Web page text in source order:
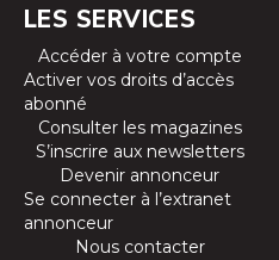
LES SERVICES
Accéder à votre compte
Activer vos droits d’accès
abonné
Consulter les magazines
S’inscrire aux newsletters
Devenir annonceur
Se connecter à l’extranet
annonceur
Nous contacter